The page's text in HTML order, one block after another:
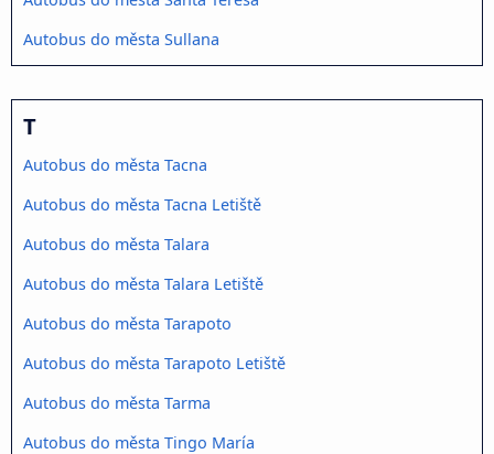
Autobus do města Sullana
T
Autobus do města Tacna
Autobus do města Tacna Letiště
Autobus do města Talara
Autobus do města Talara Letiště
Autobus do města Tarapoto
Autobus do města Tarapoto Letiště
Autobus do města Tarma
Autobus do města Tingo María